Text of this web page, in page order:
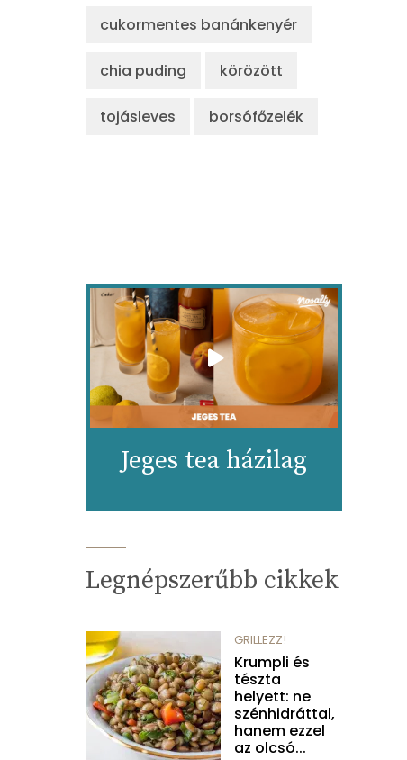
cukormentes banánkenyér
chia puding körözött
tojásleves borsófőzelék
Jeges tea házilag
Legnépszerűbb cikkek
GRILLEZZ!
Krumpli és
tészta
helyett: ne
szénhidráttal,
hanem ezzel
az olcsó...